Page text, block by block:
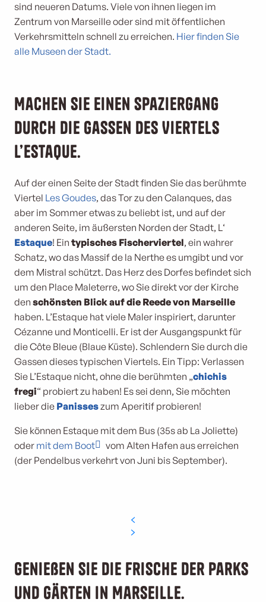
sind neueren Datums. Viele von ihnen liegen im
Zentrum von Marseille oder sind mit öffentlichen
Verkehrsmitteln schnell zu erreichen. Hier finden Sie
alle Museen der Stadt.
Machen Sie einen Spaziergang
durch die Gassen des Viertels
L’Estaque.
Auf der einen Seite der Stadt finden Sie das berühmte
Viertel Les Goudes, das Tor zu den Calanques, das
aber im Sommer etwas zu beliebt ist, und auf der
anderen Seite, im äußersten Norden der Stadt, L‘
Estaque! Ein typisches Fischerviertel, ein wahrer
Schatz, wo das Massif de la Nerthe es umgibt und vor
dem Mistral schützt. Das Herz des Dorfes befindet sich
um den Place Maleterre, wo Sie direkt vor der Kirche
den schönsten Blick auf die Reede von Marseille
haben. L’Estaque hat viele Maler inspiriert, darunter
Cézanne und Monticelli. Er ist der Ausgangspunkt für
die Côte Bleue (Blaue Küste). Schlendern Sie durch die
Gassen dieses typischen Viertels. Ein Tipp: Verlassen
Sie L’Estaque nicht, ohne die berühmten „chichis
fregi“ probiert zu haben! Es sei denn, Sie möchten
lieber die Panisseszum Aperitif probieren!
Sie können Estaque mit dem Bus (35s ab La Joliette)
oder mit dem Boot
vom Alten Hafen aus erreichen
(der Pendelbus verkehrt von Juni bis September).
Genießen Sie die Frische der Parks
und Gärten in Marseille.